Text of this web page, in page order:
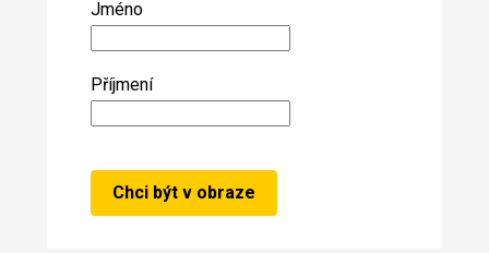
Jméno
Příjmení